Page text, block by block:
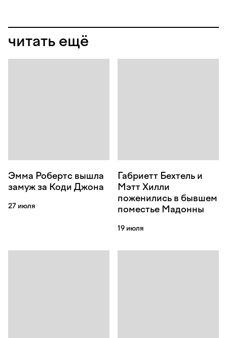
читать ещё
Эмма Робертс вышла
замуж за Коди Джона
27 июля
Габриетт Бехтель и
Мэтт Хилли
поженились в бывшем
поместье Мадонны
19 июля